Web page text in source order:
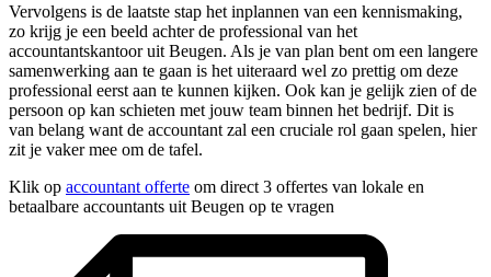
Vervolgens is de laatste stap het inplannen van een kennismaking,
zo krijg je een beeld achter de professional van het
accountantskantoor uit Beugen. Als je van plan bent om een langere
samenwerking aan te gaan is het uiteraard wel zo prettig om deze
professional eerst aan te kunnen kijken. Ook kan je gelijk zien of de
persoon op kan schieten met jouw team binnen het bedrijf. Dit is
van belang want de accountant zal een cruciale rol gaan spelen, hier
zit je vaker mee om de tafel.
Klik op accountant offerte om direct 3 offertes van lokale en
betaalbare accountants uit Beugen op te vragen